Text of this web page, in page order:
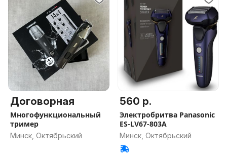
Договорная
Многофункциональный
тример
Минск, Октябрьский
560 р.
Электробритва Panasonic
ES-LV67-803A
Минск, Октябрьский